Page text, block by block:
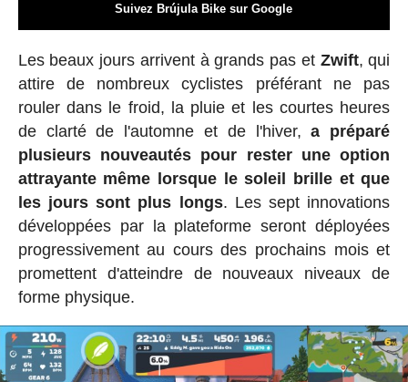
Suivez Brújula Bike sur Google
Les beaux jours arrivent à grands pas et Zwift, qui
attire de nombreux cyclistes préférant ne pas
rouler dans le froid, la pluie et les courtes heures
de clarté de l'automne et de l'hiver,a préparé
plusieurs nouveautés pour rester une option
attrayante même lorsque le soleil brille et que
les jours sont plus longs. Les sept innovations
développées par la plateforme seront déployées
progressivement au cours des prochains mois et
promettent d'atteindre de nouveaux niveaux de
forme physique.